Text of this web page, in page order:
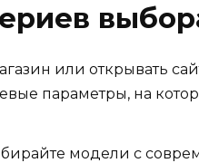
или открывать
параметры, на
модели с